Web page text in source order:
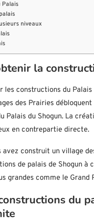
Palais
niveaux
la
les constructions du
des Prairies
Palais du Shogun. La
en contrepartie directe.
avez construit un village
de palais de Shogun
grandes comme le Grand
du